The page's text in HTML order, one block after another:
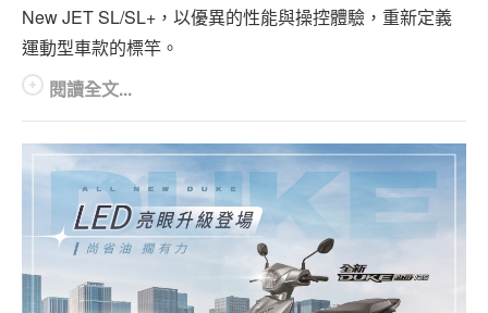
New JET SL/SL+，以優異的性能與操控體驗，重新定義
運動型車款的標竿。
閱讀全文...